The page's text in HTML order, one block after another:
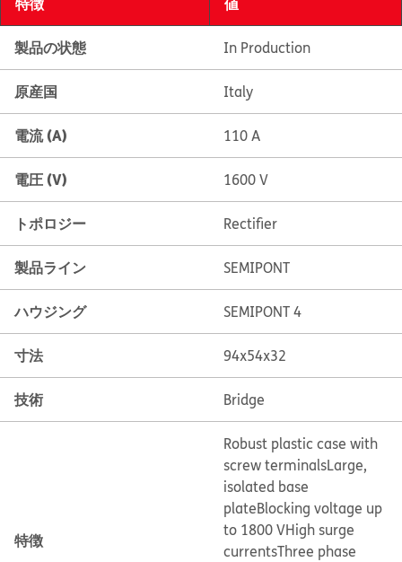
製品の状態 In Production
原産国 Italy
電流 (A) 110 A
電圧 (V) 1600 V
トポロジー Rectifier
製品ライン SEMIPONT
ハウジング SEMIPONT 4
寸法 94x54x32
技術 Bridge
特徴
Robust plastic case with
screw terminalsLarge,
isolated base
plateBlocking voltage up
to 1800 VHigh surge
currentsThree phase